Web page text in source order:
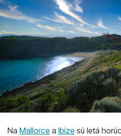
Na Mallorce a Ibize sú letá